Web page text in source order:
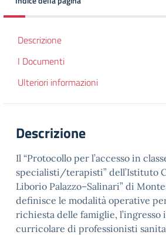
Descrizione
I Documenti
Ulteriori informazioni
Descrizione
Il “Protocollo per l’accesso in
specialisti/terapisti” dell’Istituto
Liborio Palazzo–Salinari” di
definisce le modalità operative
richiesta delle famiglie, l’ingresso
curricolare di professionisti